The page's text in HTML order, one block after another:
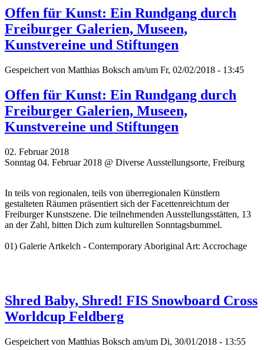
Offen für Kunst: Ein Rundgang durch
Freiburger Galerien, Museen,
Kunstvereine und Stiftungen
Gespeichert von Matthias Boksch am/um Fr, 02/02/2018 - 13:45
Offen für Kunst: Ein Rundgang durch
Freiburger Galerien, Museen,
Kunstvereine und Stiftungen
02. Februar 2018
Sonntag 04. Februar 2018 @ Diverse Ausstellungsorte, Freiburg
In teils von regionalen, teils von überregionalen Künstlern
gestalteten Räumen präsentiert sich der Facettenreichtum der
Freiburger Kunstszene. Die teilnehmenden Ausstellungsstätten, 13
an der Zahl, bitten Dich zum kulturellen Sonntagsbummel.
01) Galerie Artkelch - Contemporary Aboriginal Art: Accrochage
Shred Baby, Shred! FIS Snowboard Cross
Worldcup Feldberg
Gespeichert von Matthias Boksch am/um Di, 30/01/2018 - 13:55